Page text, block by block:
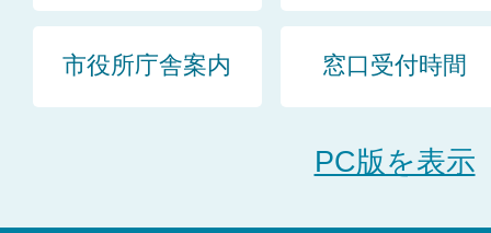
市役所庁舎案内 窓口受付時間
PC版を表示